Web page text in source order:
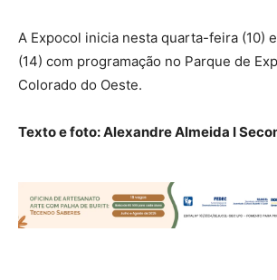
A Expocol inicia nesta quarta-feira (10)
(14) com programação no Parque de
Colorado do Oeste.
Texto e foto: Alexandre Almeida I